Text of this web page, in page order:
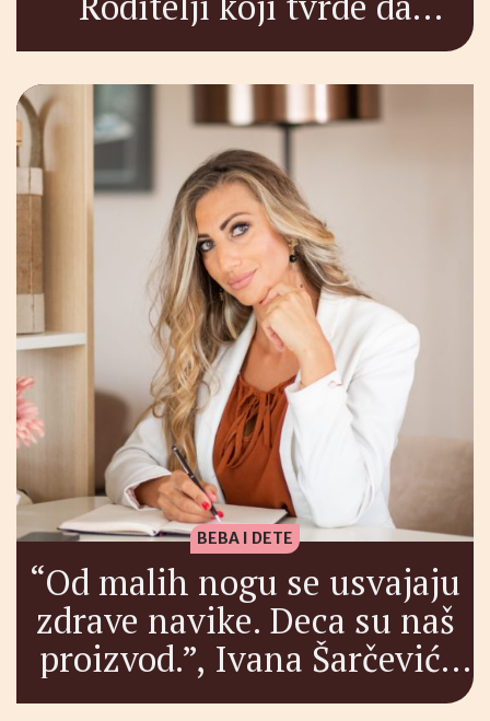
jednako vole svoju decu –
lažu!
BEBA I DETE
“Od malih nogu se usvajaju
zdrave navike. Deca su naš
proizvod.”, Ivana Šarčević,
nutricionista i fitnes trener